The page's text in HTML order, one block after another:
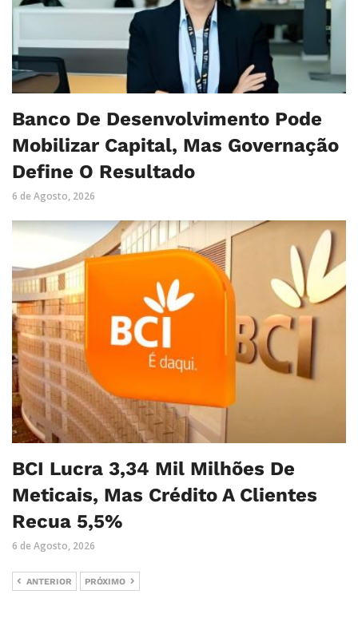
Banco De Desenvolvimento Pode
Mobilizar Capital, Mas Governação
Define O Resultado
6 de Agosto, 2026
BCI Lucra 3,34 Mil Milhões De
Meticais, Mas Crédito A Clientes
Recua 5,5%
6 de Agosto, 2026
ANTERIOR PRÓXIMO